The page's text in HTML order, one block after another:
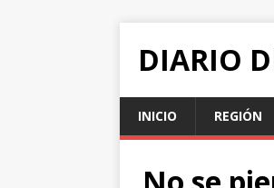
DIARIO
INICIO REGIÓN